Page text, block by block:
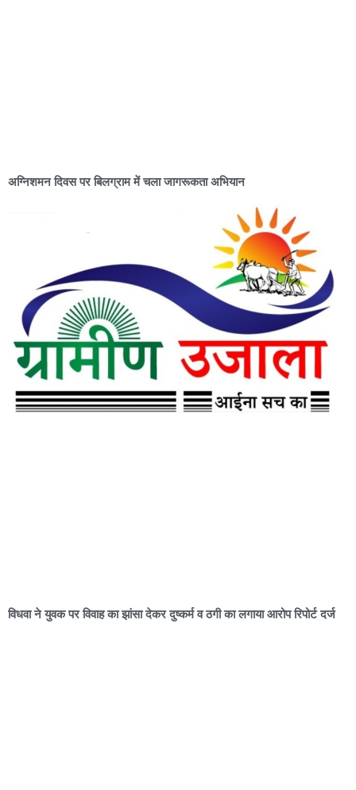
अग्निशमन दिवस पर बिलग्राम में चला जागरूकता अभियान
विधवा ने युवक पर विवाह का झांसा देकर दुष्कर्म व ठगी का लगाया आरोप रिपोर्ट दर्ज